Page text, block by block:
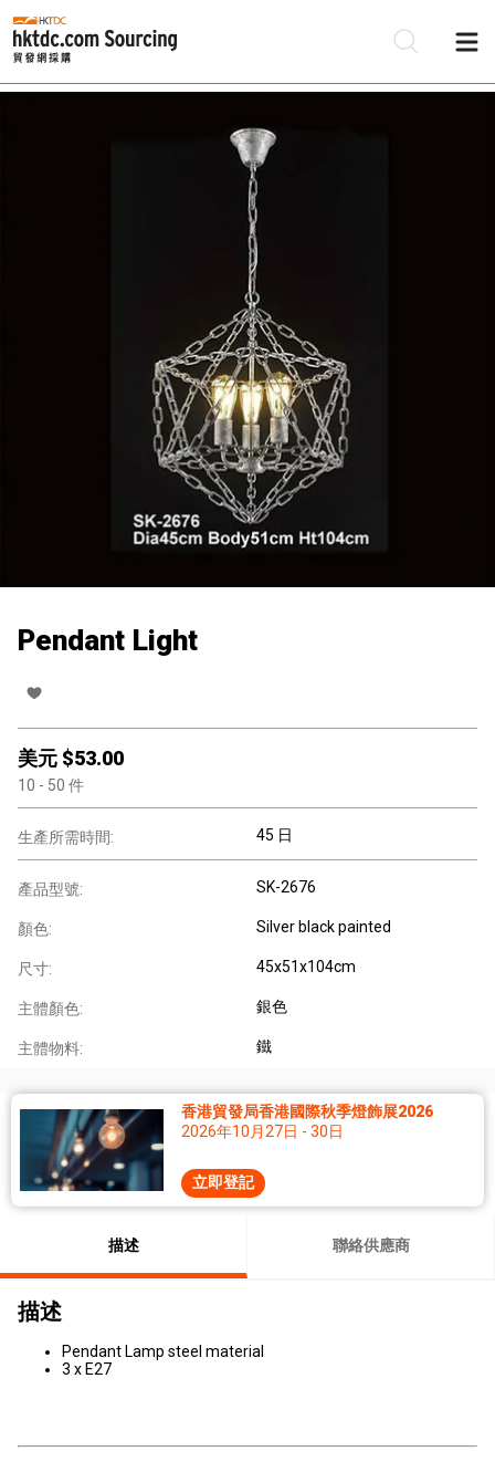
Pendant Light
美元 $53.00
10 - 50 件
生產所需時間: 45 日
產品型號: SK-2676
顏色: Silver black painted
尺寸: 45x51x104cm
主體顏色: 銀色
主體物料: 鐵
香港貿發局香港國際秋季燈飾展2026
2026年10月27日 - 30日
立即登記
描述 聯絡供應商
描述
Pendant Lamp steel material
3 x E27